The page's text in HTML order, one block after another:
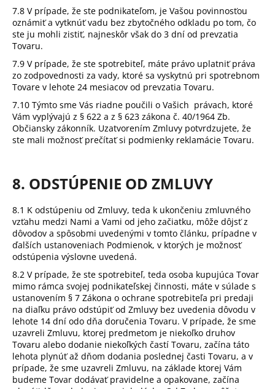
7.8 V prípade, že ste podnikateľom, je Vašou povinnosťou
oznámiť a vytknúť vadu bez zbytočného odkladu po tom, čo
ste ju mohli zistiť, najneskôr však do 3 dní od prevzatia
Tovaru.
7.9 V prípade, že ste spotrebiteľ, máte právo uplatniť práva
zo zodpovednosti za vady, ktoré sa vyskytnú pri spotrebnom
Tovare v lehote 24 mesiacov od prevzatia Tovaru.
7.10 Týmto sme Vás riadne poučili o Vašich právach, ktoré
Vám vyplývajú z § 622 a z § 623 zákona č. 40/1964 Zb.
Občiansky zákonník. Uzatvorením Zmluvy potvrdzujete, že
ste mali možnosť prečítať si podmienky reklamácie Tovaru.
8. ODSTÚPENIE OD ZMLUVY
8.1 K odstúpeniu od Zmluvy, teda k ukončeniu zmluvného
vzťahu medzi Nami a Vami od jeho začiatku, môže dôjsť z
dôvodov a spôsobmi uvedenými v tomto článku, prípadne v
ďalších ustanoveniach Podmienok, v ktorých je možnosť
odstúpenia výslovne uvedená.
8.2 V prípade, že ste spotrebiteľ, teda osoba kupujúca Tovar
mimo rámca svojej podnikateľskej činnosti, máte v súlade s
ustanovením § 7 Zákona o ochrane spotrebiteľa pri predaji
na diaľku právo odstúpiť od Zmluvy bez uvedenia dôvodu v
lehote 14 dní odo dňa doručenia Tovaru. V prípade, že sme
uzavreli Zmluvu, ktorej predmetom je niekoľko druhov
Tovaru alebo dodanie niekoľkých častí Tovaru, začína táto
lehota plynúť až dňom dodania poslednej časti Tovaru, a v
prípade, že sme uzavreli Zmluvu, na základe ktorej Vám
budeme Tovar dodávať pravidelne a opakovane, začína